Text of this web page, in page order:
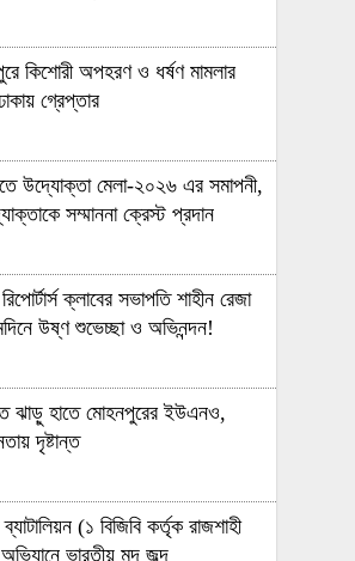
কিশোরী অপহরণ ও ধর্ষণ মামলার
গ্রেপ্তার
উদ্যোক্তা মেলা-২০২৬ এর সমাপনী,
সম্মাননা ক্রেস্ট প্রদান
ক্লাবের সভাপতি শাহীন রেজা
উষ্ণ শুভেচ্ছা ও অভিনন্দন!
ঝাড়ু হাতে মোহনপুরের ইউএনও,
দৃষ্টান্ত
ব্যাটালিয়ন (১ বিজিবি কর্তৃক রাজশাহী
ভারতীয় মদ জব্দ